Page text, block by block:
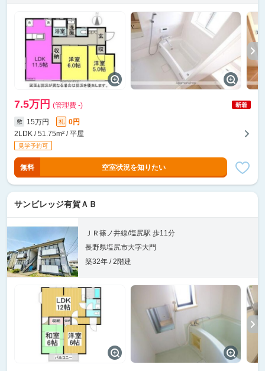
7.5万円 (管理費 -)
敷 15万円 礼
0円
2LDK / 51.75m² / 平屋
無料 空室状況を知りたい
サンビレッジ有賀ＡＢ
ＪＲ篠ノ井線/塩尻駅 歩11分
長野県塩尻市大字大門
築32年 / 2階建